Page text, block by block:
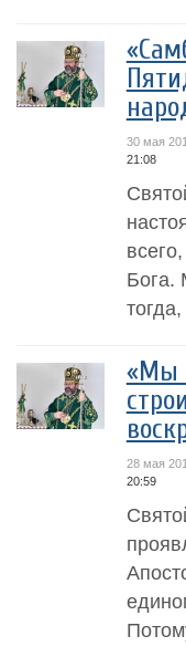
30 мая
21:08
Бога.
«Мы
28 мая
20:59